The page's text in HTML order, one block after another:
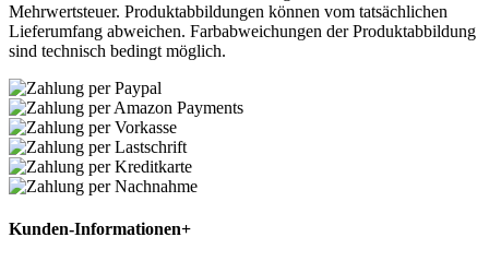
Mehrwertsteuer. Produktabbildungen können vom tatsächlichen
Lieferumfang abweichen. Farbabweichungen der Produktabbildung
sind technisch bedingt möglich.
Kunden-Informationen+